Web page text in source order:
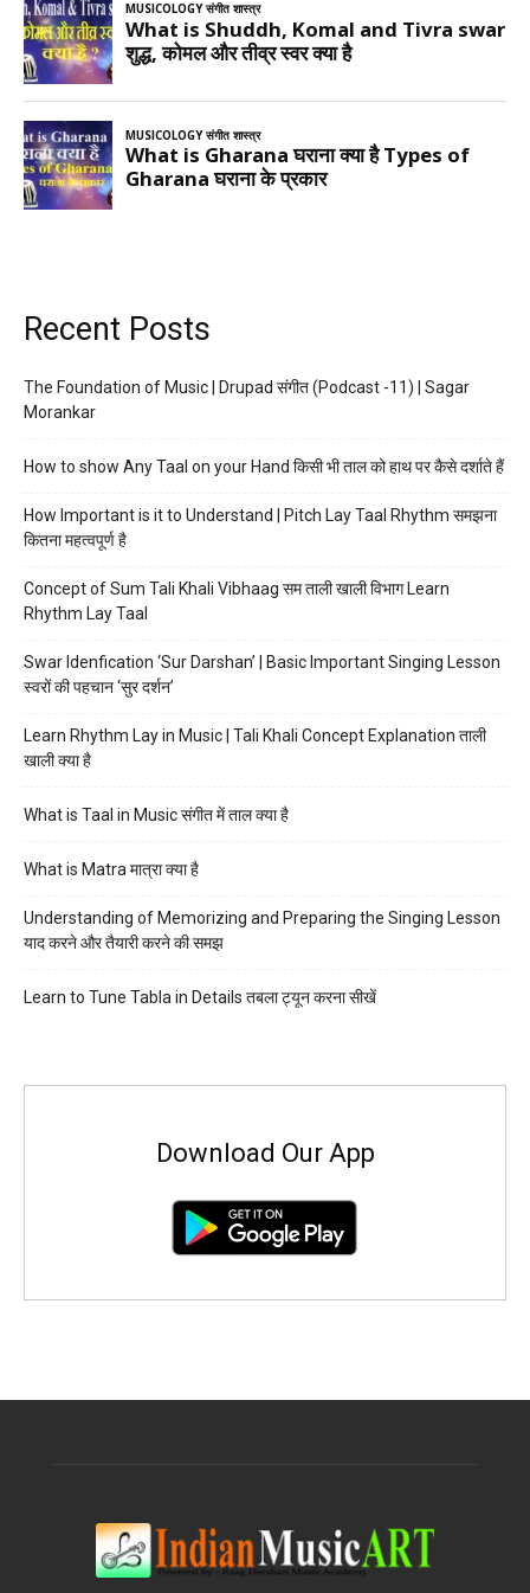
Recent Posts
The Foundation of Music | Drupad संगीत (Podcast -11) | Sagar
Morankar
How to show Any Taal on your Hand किसी भी ताल को हाथ पर कैसे दर्शाते हैं
How Important is it to Understand | Pitch Lay Taal Rhythm समझना
कितना महत्वपूर्ण है
Concept of Sum Tali Khali Vibhaag सम ताली खाली विभाग Learn
Rhythm Lay Taal
Swar Idenfication ‘Sur Darshan’ | Basic Important Singing Lesson
स्वरों की पहचान ‘सुर दर्शन’
Learn Rhythm Lay in Music | Tali Khali Concept Explanation ताली
खाली क्या है
What is Taal in Music संगीत में ताल क्या है
What is Matra मात्रा क्या है
Understanding of Memorizing and Preparing the Singing Lesson
याद करने और तैयारी करने की समझ
Learn to Tune Tabla in Details तबला ट्यून करना सीखें
Download Our App